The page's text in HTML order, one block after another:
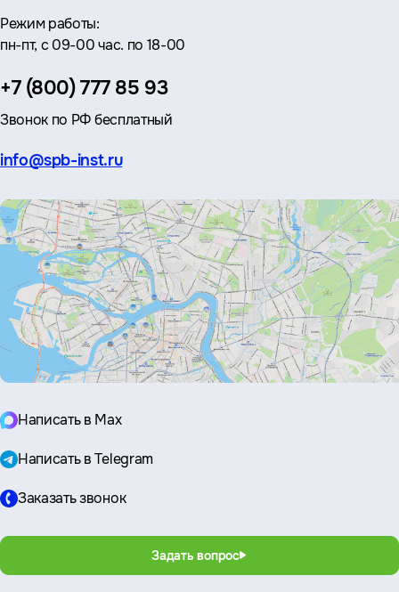
Режим работы:
пн-пт, с 09-00 час. по 18-00
Телефон:
+7 (800) 777 85 93
Звонок по РФ бесплатный
Эл.
info@spb-inst.ru
Написать в Max
Написать в Telegram
Заказать звонок
Задать вопрос